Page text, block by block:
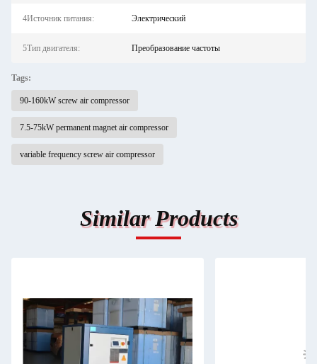
4Источник питания: Электрический
5Тип двигателя: Преобразование частоты
Tags:
90-160kW screw air compressor
7.5-75kW permanent magnet air compressor
variable frequency screw air compressor
Similar Products